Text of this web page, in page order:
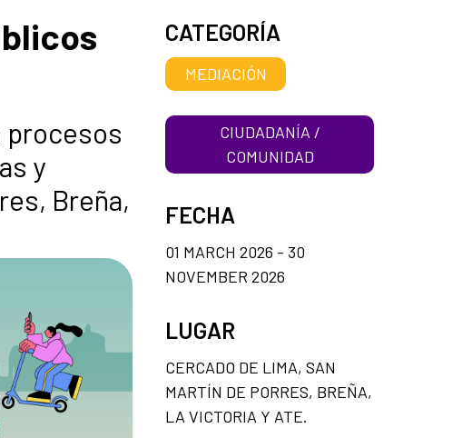
procesos
y
Breña,
CATEGORÍA
MEDIACIÓN
CIUDADANÍA /
COMUNIDAD
FECHA
01 MARCH 2026 - 30
NOVEMBER 2026
LUGAR
CERCADO DE LIMA, SAN
MARTÍN DE PORRES, BREÑA,
LA VICTORIA Y ATE.